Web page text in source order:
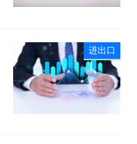
进出口